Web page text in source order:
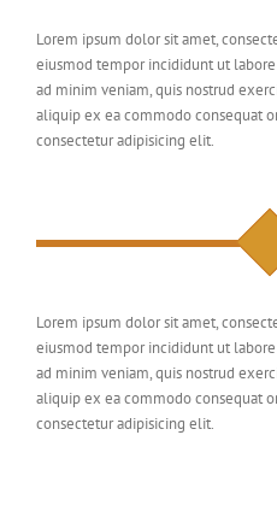
Lorem ipsum dolor sit amet,
eiusmod tempor incididunt ut
ad minim veniam, quis nostrud
aliquip ex ea commodo consequat
consectetur adipisicing elit.
Lorem ipsum dolor sit amet,
eiusmod tempor incididunt ut
ad minim veniam, quis nostrud
aliquip ex ea commodo consequat
consectetur adipisicing elit.